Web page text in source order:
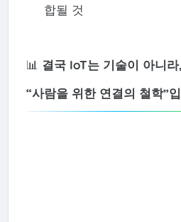
합될 것
📊 결국 IoT는 기술이 아니라,
“사람을 위한 연결의 철학”